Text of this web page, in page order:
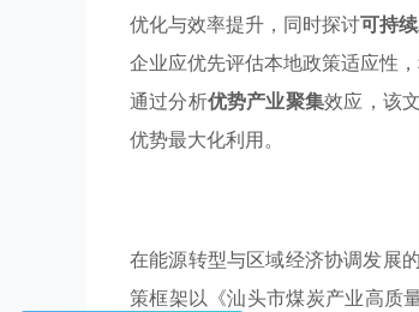
优化与效率提升，同时探讨可持
企业应优先评估本地政策适应性
通过分析优势产业聚集效应，该
优势最大化利用。
在能源转型与区域经济协调发展
策框架以《汕头市煤炭产业高质